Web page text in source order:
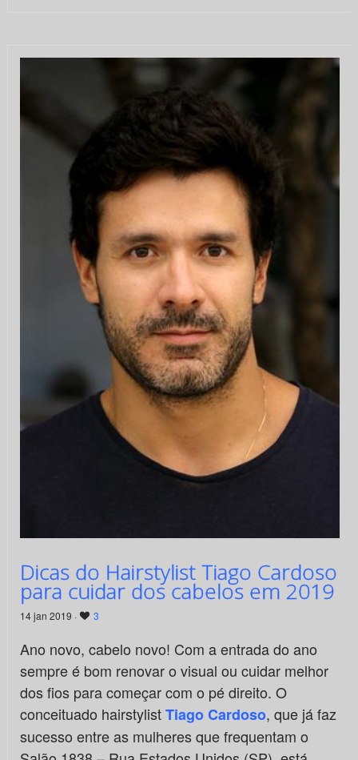
Dicas do Hairstylist Tiago Cardoso
para cuidar dos cabelos em 2019
14 jan 2019 · 3
Ano novo, cabelo novo! Com a entrada do ano
sempre é bom renovar o visual ou cuidar melhor
dos fios para começar com o pé direito. O
conceituado hairstylistTiago Cardoso, que já faz
sucesso entre as mulheres que frequentam o